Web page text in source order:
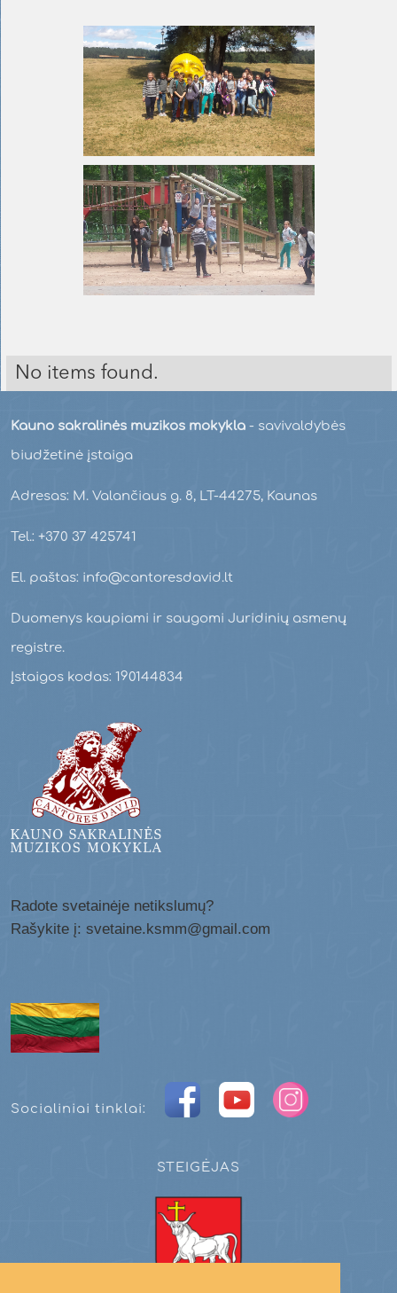
No items found.
Kauno sakralinės muzikos mokykla - savivaldybės
biudžetinė įstaiga
Adresas: M. Valančiaus g. 8, LT-44275, Kaunas
Tel.: +370 37 425741
El. paštas: info@cantoresdavid.lt
Duomenys kaupiami ir saugomi Juridinių asmenų
registre.
Įstaigos kodas: 190144834
Radote svetainėje netikslumų?
Rašykite į: svetaine.ksmm@gmail.com
Socialiniai tinklai:
STEIGĖJAS